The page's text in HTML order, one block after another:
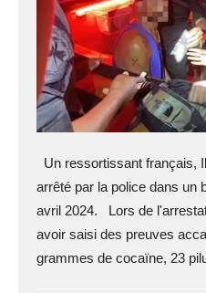
Un ressortissant français,
arrêté par la police dans un
avril 2024. Lors de
avoir saisi des preuves
grammes de cocaïne, 23